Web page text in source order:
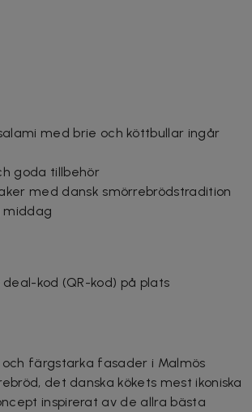
med brie och köttbullar ingår
goda tillbehör
med dansk smörrebrödstradition
middag
deal-kod (QR-kod) på plats
färgstarka fasader i Malmös
det danska kökets mest ikoniska
inspirerat av de allra bästa